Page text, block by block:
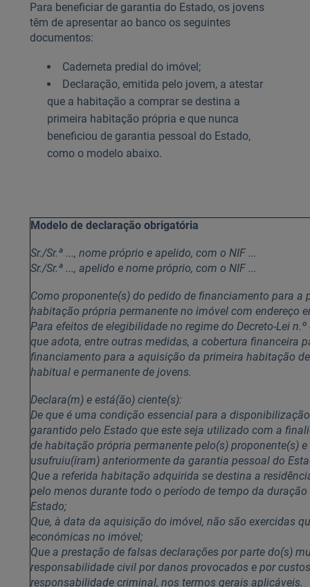
Para beneficiar de garantia do Estado, os jovens
têm de apresentar ao banco os seguintes
documentos:
Caderneta predial do imóvel;
Declaração, emitida pelo jovem, a atestar
que a habitação a comprar se destina a
primeira habitação própria e que nunca
beneficiou de garantia pessoal do Estado,
como o modelo abaixo.
Modelo de declaração obrigatória
Sr./Sr.ª ..., nome próprio e apelido, com o NIF ...
Sr./Sr.ª ..., apelido e nome próprio, com o NIF ...
Como proponente(s) do pedido de financiamento para a
habitação própria permanente no imóvel com endereço
Para efeitos de elegibilidade no regime do Decreto-Lei
que adota, entre outras medidas, a cobertura financeira
financiamento para a aquisição da primeira habitação
habitual e permanente de jovens.
Declara(m) e está(ão) ciente(s):
De que é uma condição essencial para a
garantido pelo Estado que este seja utilizado com a
de habitação própria permanente pelo(s) proponente(s)
usufruiu(íram) anteriormente da garantia pessoal do
Que a referida habitação adquirida se destina a
pelo menos durante todo o período de tempo da
Estado;
Que, à data da aquisição do imóvel, não são exercidas
económicas no imóvel;
Que a prestação de falsas declarações por parte do(s)
responsabilidade civil por danos provocados e por
responsabilidade criminal, nos termos gerais aplicáveis.